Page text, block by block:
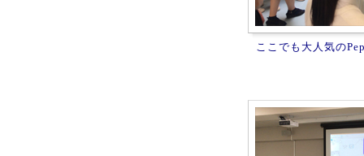
ここでも大人気の